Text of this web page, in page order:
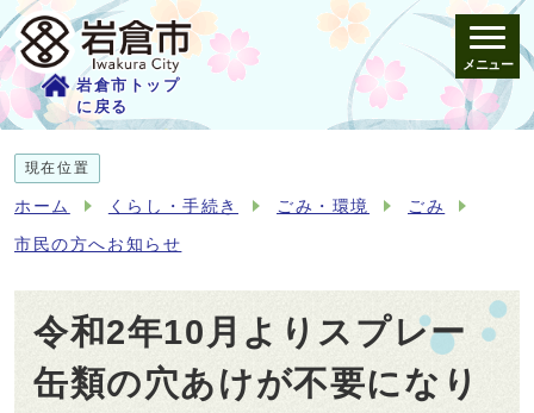
岩倉市トップ
に戻る
メニュー
現在位置
ホーム くらし・手続き ごみ・環境 ごみ
市民の方へお知らせ
令和2年10月よりスプレー
缶類の穴あけが不要になり